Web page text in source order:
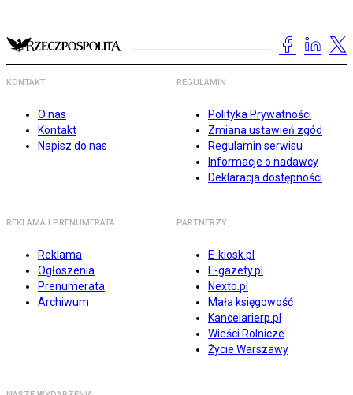
KONTAKT
O nas
Kontakt
Napisz do nas
REGULAMIN
Polityka Prywatności
Zmiana ustawień zgód
Regulamin serwisu
Informacje o nadawcy
Deklaracja dostępności
REKLAMA I PRENUMERATA
Reklama
Ogłoszenia
Prenumerata
Archiwum
PARTNERZY
E-kiosk.pl
E-gazety.pl
Nexto.pl
Mała księgowość
Kancelarierp.pl
Wieści Rolnicze
Życie Warszawy